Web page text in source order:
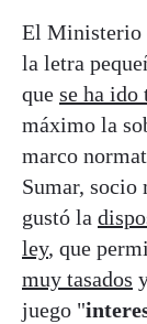
El Ministerio
la letra
que se ha ido
máximo la
marco
Sumar,
gustó la
ley, que
muy tasados
juego "